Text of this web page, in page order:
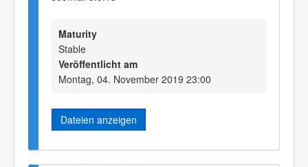
Maturity
Stable
Veröffentlicht am
Montag, 04. November 2019 23:00
Dateien anzeigen